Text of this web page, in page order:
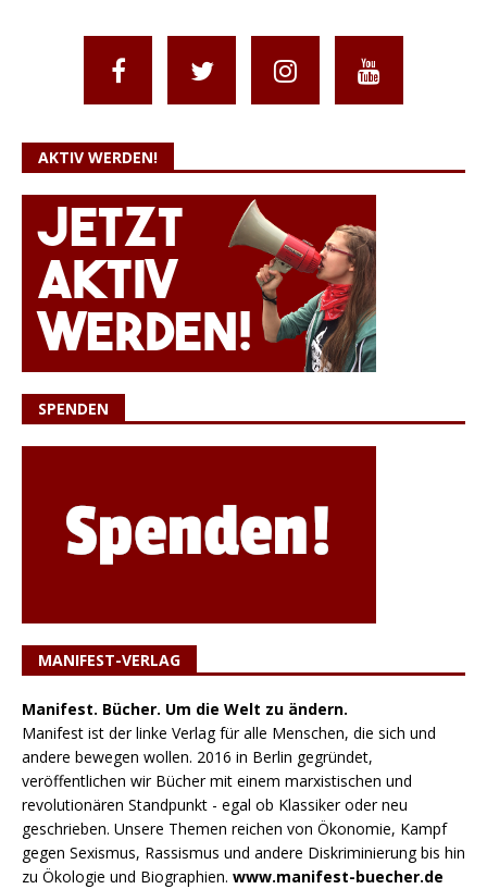
AKTIV WERDEN!
SPENDEN
MANIFEST-VERLAG
Manifest. Bücher. Um die Welt zu ändern.
Manifest ist der linke Verlag für alle Menschen, die sich und
andere bewegen wollen. 2016 in Berlin gegründet,
veröffentlichen wir Bücher mit einem marxistischen und
revolutionären Standpunkt - egal ob Klassiker oder neu
geschrieben. Unsere Themen reichen von Ökonomie, Kampf
gegen Sexismus, Rassismus und andere Diskriminierung bis hin
zu Ökologie und Biographien. www.manifest-buecher.de